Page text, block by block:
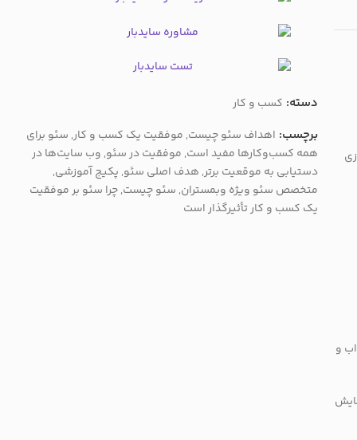
و
دسته: کسب و کار
برچسب: اهداف سئو چیست, موفقیت یک کسب و کار, سئو برای
همه کسب‌و‌کارها مفید است, موفقیت در سئو, وب سایت‌ها در
دستیابی به موقعیت برتر, هدف اصلی سئو, پکیج آموزشی,
متخصص سئو ویژه وبمستران, سئو چیست,چرا سئو بر موفقیت
یک کسب و کار تأثیرگذار است